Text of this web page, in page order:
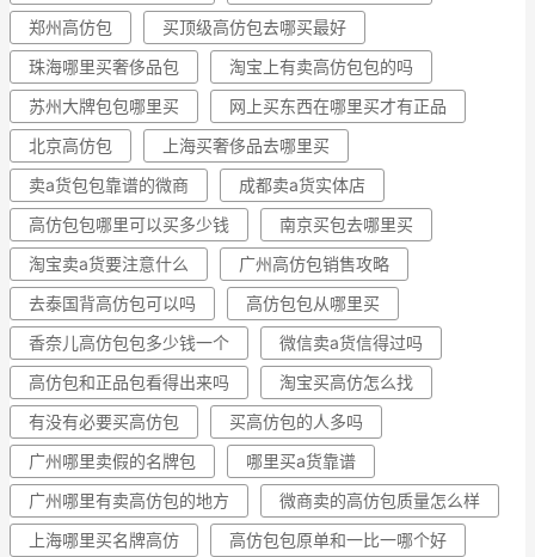
郑州高仿包
买顶级高仿包去哪买最好
珠海哪里买奢侈品包
淘宝上有卖高仿包包的吗
苏州大牌包包哪里买
网上买东西在哪里买才有正品
北京高仿包
上海买奢侈品去哪里买
卖a货包包靠谱的微商
成都卖a货实体店
高仿包包哪里可以买多少钱
南京买包去哪里买
淘宝卖a货要注意什么
广州高仿包销售攻略
去泰国背高仿包可以吗
高仿包包从哪里买
香奈儿高仿包包多少钱一个
微信卖a货信得过吗
高仿包和正品包看得出来吗
淘宝买高仿怎么找
有没有必要买高仿包
买高仿包的人多吗
广州哪里卖假的名牌包
哪里买a货靠谱
广州哪里有卖高仿包的地方
微商卖的高仿包质量怎么样
上海哪里买名牌高仿
高仿包包原单和一比一哪个好